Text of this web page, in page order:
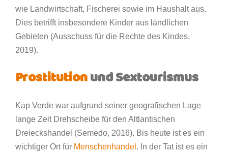
wie Landwirtschaft, Fischerei sowie im Haushalt aus.
Dies betrifft insbesondere Kinder aus ländlichen
Gebieten (Ausschuss für die Rechte des Kindes,
2019).
Prostitutionund Sextourismus
Kap Verde war aufgrund seiner geografischen Lage
lange Zeit Drehscheibe für den Altlantischen
Dreieckshandel (Semedo, 2016). Bis heute ist es ein
wichtiger Ort für Menschenhandel . In der Tat ist es ein